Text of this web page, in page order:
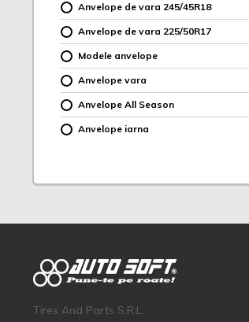
Anvelope de vara 245/45R18
Anvelope de vara 225/50R17
Modele anvelope
Anvelope vara
Anvelope All Season
Anvelope iarna
Tires And Parts S.R.L.